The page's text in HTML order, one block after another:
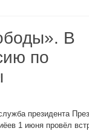
В
по
президента
1 июня провёл